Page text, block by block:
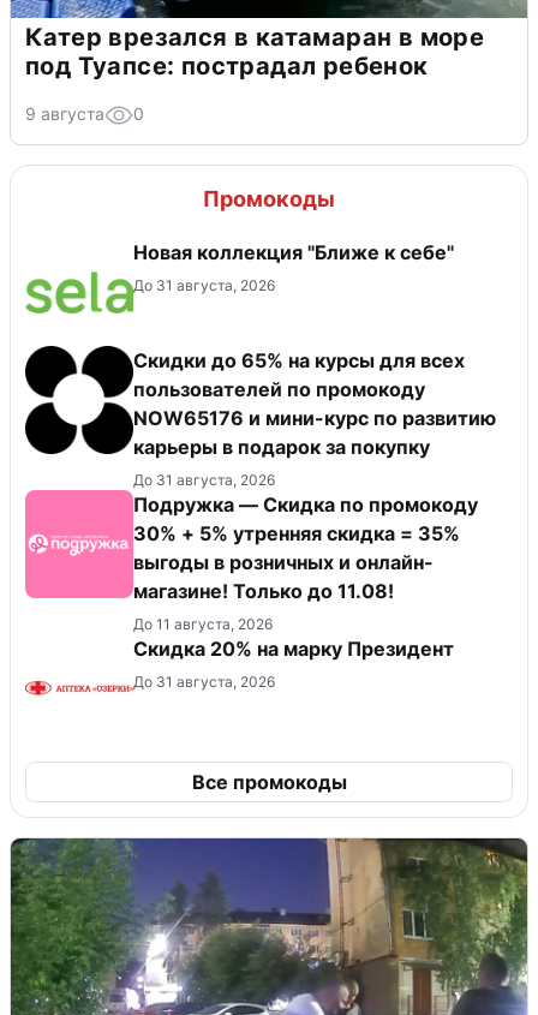
Катер врезался в катамаран в море
под Туапсе: пострадал ребенок
9 августа 0
Промокоды
Новая коллекция "Ближе к себе"
До 31 августа, 2026
Скидки до 65% на курсы для всех
пользователей по промокоду
NOW65176 и мини-курс по развитию
карьеры в подарок за покупку
До 31 августа, 2026
Подружка — Скидка по промокоду
30% + 5% утренняя скидка = 35%
выгоды в розничных и онлайн-
магазине! Только до 11.08!
До 11 августа, 2026
Скидка 20% на марку Президент
До 31 августа, 2026
Все промокоды